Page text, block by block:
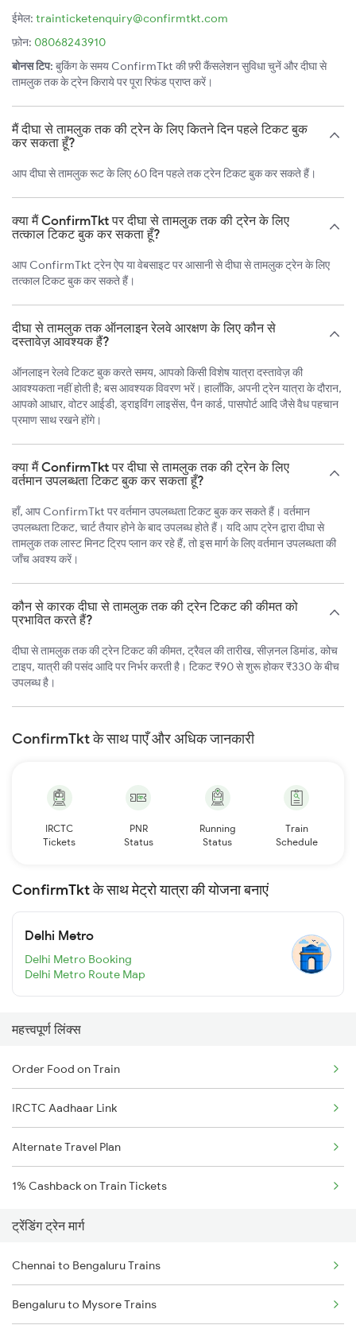
ईमेल: trainticketenquiry@confirmtkt.com
फ़ोन: 08068243910
बोनस टिप: बुकिंग के समय ConfirmTkt की फ़्री कैंसलेशन सुविधा चुनें और दीघा से
तामलुक तक के ट्रेन किराये पर पूरा रिफंड प्राप्त करें।
मैं दीघा से तामलुक तक की ट्रेन के लिए कितने दिन पहले टिकट बुक
कर सकता हूँ?
आप दीघा से तामलुक रूट के लिए 60 दिन पहले तक ट्रेन टिकट बुक कर सकते हैं।
क्या मैं ConfirmTkt पर दीघा से तामलुक तक की ट्रेन के लिए
तत्काल टिकट बुक कर सकता हूँ?
आप ConfirmTkt ट्रेन ऐप या वेबसाइट पर आसानी से दीघा से तामलुक ट्रेन के लिए
तत्काल टिकट बुक कर सकते हैं।
दीघा से तामलुक तक ऑनलाइन रेलवे आरक्षण के लिए कौन से
दस्तावेज़ आवश्यक हैं?
ऑनलाइन रेलवे टिकट बुक करते समय, आपको किसी विशेष यात्रा दस्तावेज़ की
आवश्यकता नहीं होती है; बस आवश्यक विवरण भरें। हालाँकि, अपनी ट्रेन यात्रा के दौरान,
आपको आधार, वोटर आईडी, ड्राइविंग लाइसेंस, पैन कार्ड, पासपोर्ट आदि जैसे वैध पहचान
प्रमाण साथ रखने होंगे।
क्या मैं ConfirmTkt पर दीघा से तामलुक तक की ट्रेन के लिए
वर्तमान उपलब्धता टिकट बुक कर सकता हूँ?
हाँ, आप ConfirmTkt पर वर्तमान उपलब्धता टिकट बुक कर सकते हैं। वर्तमान
उपलब्धता टिकट, चार्ट तैयार होने के बाद उपलब्ध होते हैं। यदि आप ट्रेन द्वारा दीघा से
तामलुक तक लास्ट मिनट ट्रिप प्लान कर रहे हैं, तो इस मार्ग के लिए वर्तमान उपलब्धता की
जाँच अवश्य करें।
कौन से कारक दीघा से तामलुक तक की ट्रेन टिकट की कीमत को
प्रभावित करते हैं?
दीघा से तामलुक तक की ट्रेन टिकट की कीमत, ट्रैवल की तारीख, सीज़नल डिमांड, कोच
टाइप, यात्री की पसंद आदि पर निर्भर करती है। टिकट ₹90 से शुरू होकर ₹330 के बीच
उपलब्ध है।
ConfirmTkt के साथ पाएँ और अधिक जानकारी
IRCTC
Tickets
PNR
Status
Running
Status
Train
Schedule
ConfirmTkt के साथ मेट्रो यात्रा की योजना बनाएं
Delhi Metro
Delhi Metro Booking
Delhi Metro Route Map
महत्त्वपूर्ण लिंक्स
Order Food on Train
IRCTC Aadhaar Link
Alternate Travel Plan
1% Cashback on Train Tickets
ट्रेंडिंग ट्रेन मार्ग
Chennai to Bengaluru Trains
Bengaluru to Mysore Trains